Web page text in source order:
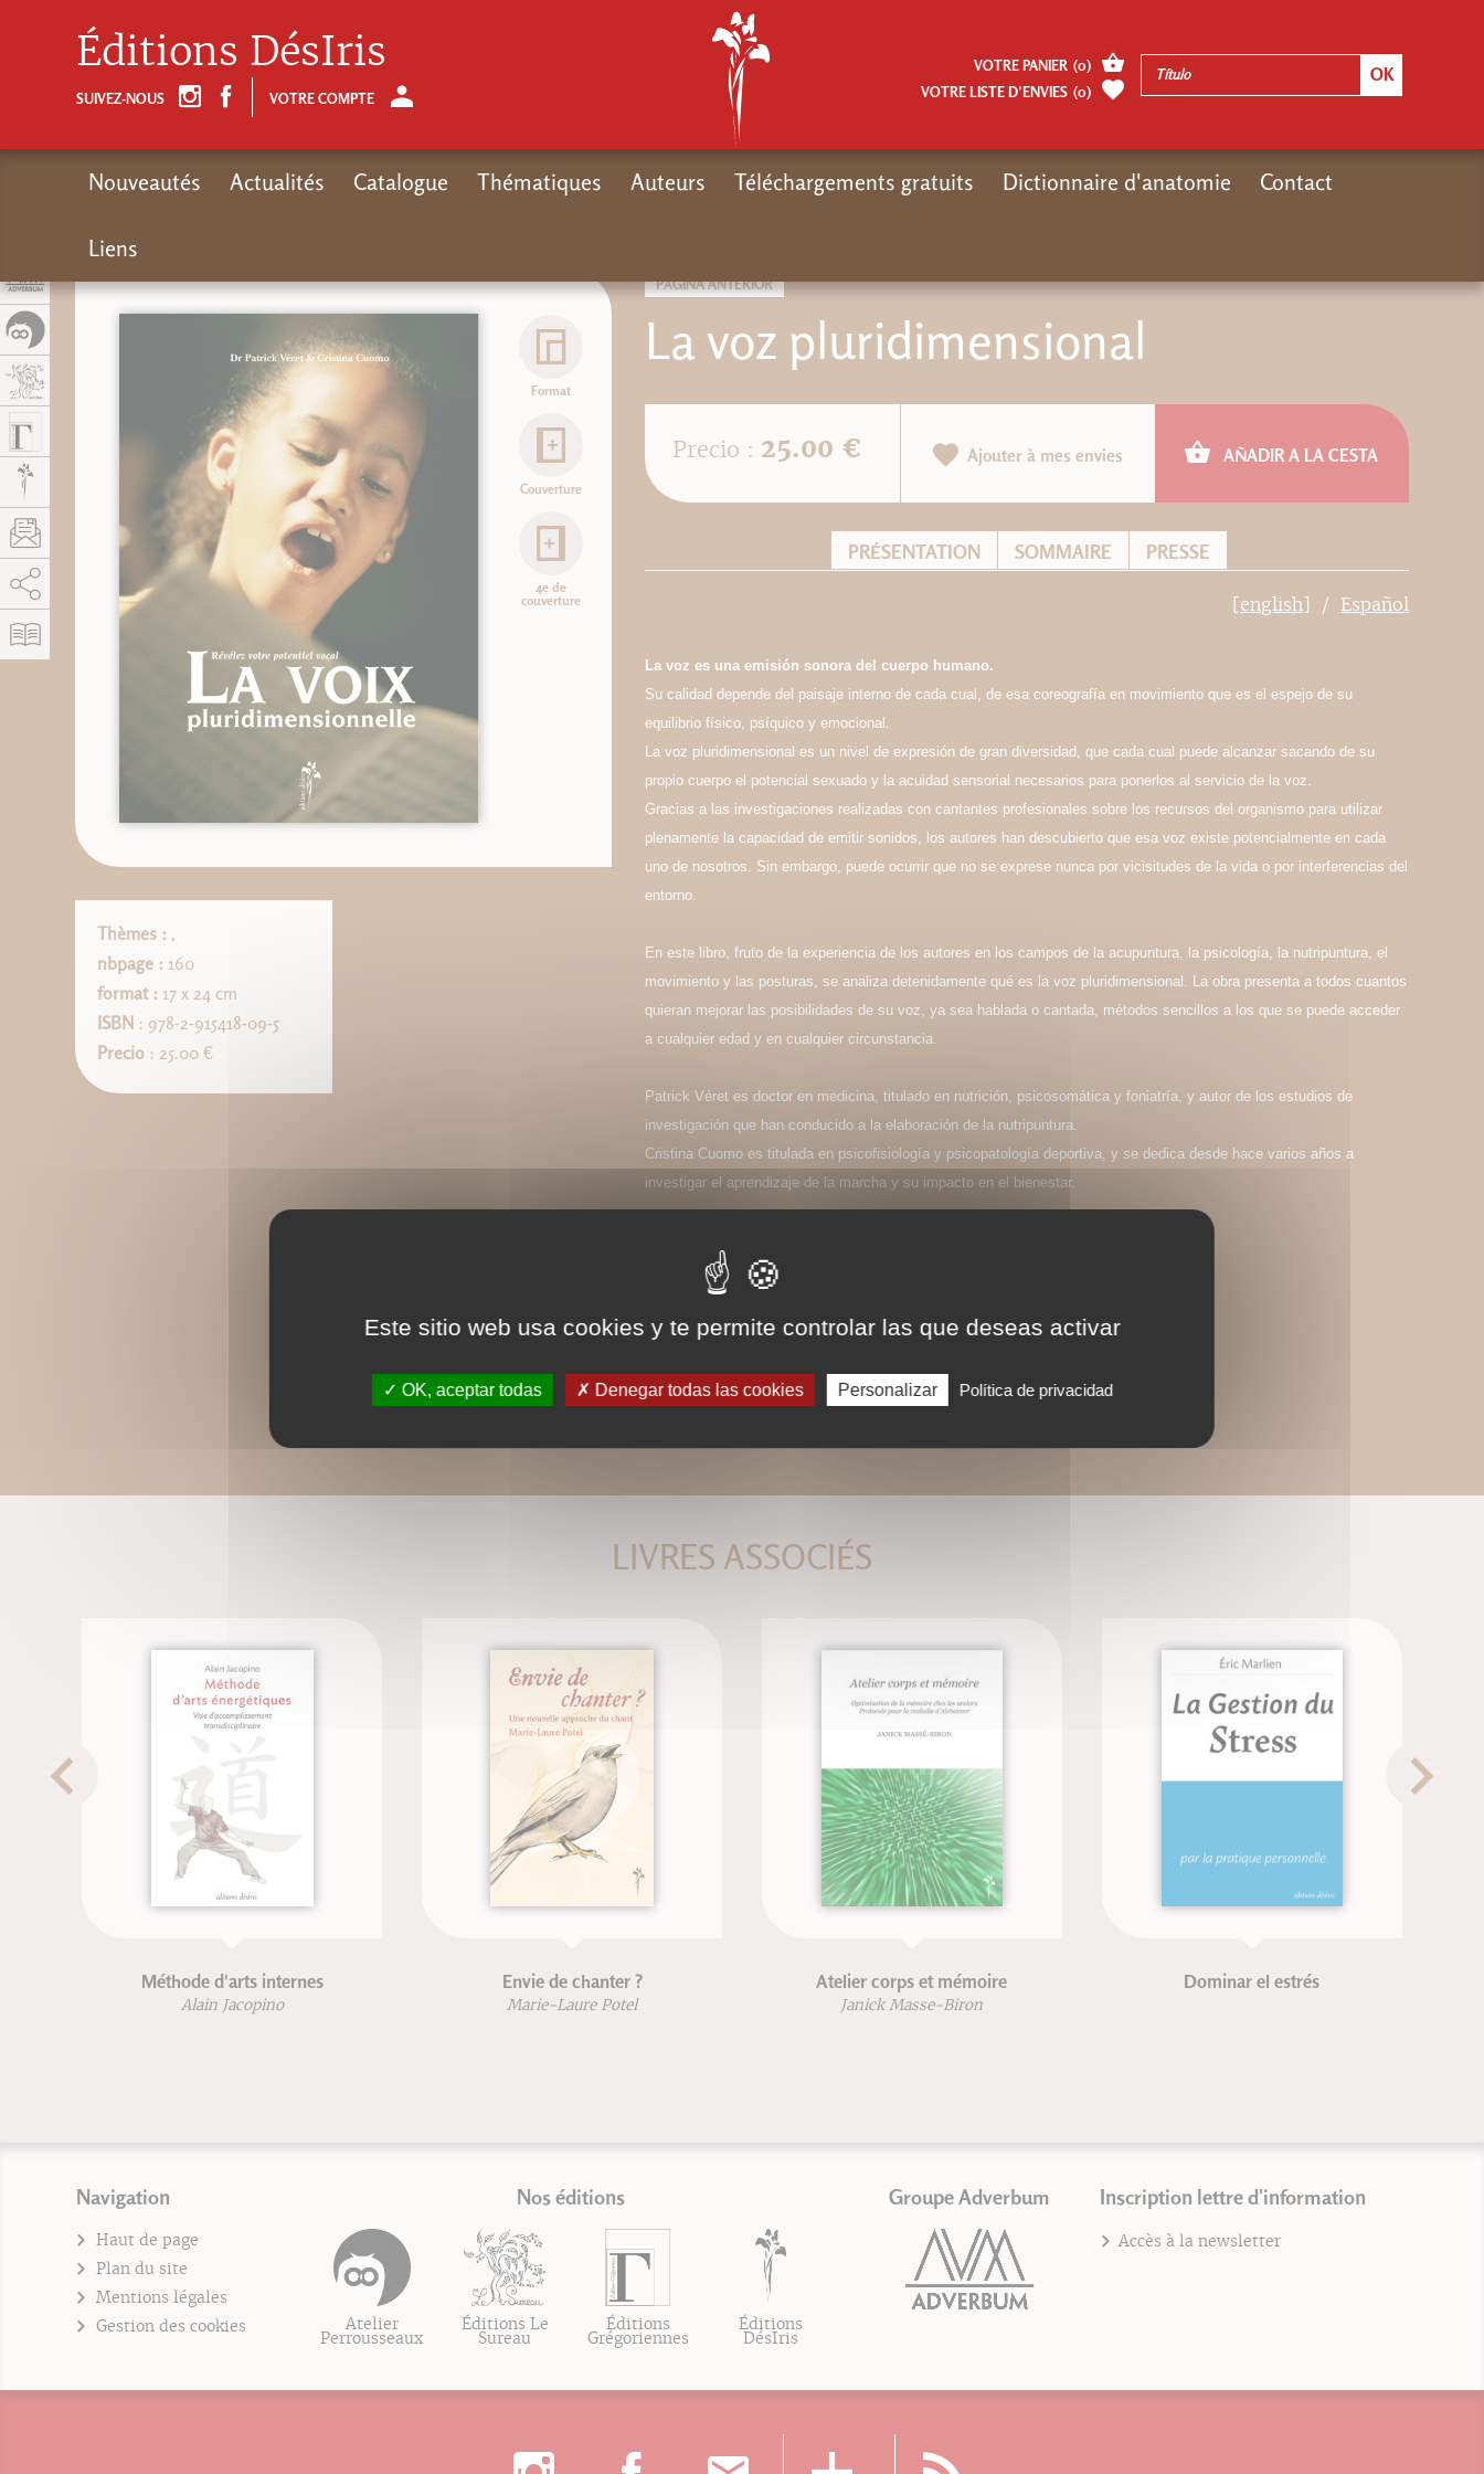
PÁGINA ANTERIOR
La voz pluridimensional
Format
Couverture
4e de
couverture
Thèmes : ,
nbpage : 160
format : 17 x 24 cm
ISBN : 978-2-915418-09-5
Precio: 25.00 €
Precio : 25.00 € Ajouter à mes envies AÑADIR A LA CESTA
PRÉSENTATION SOMMAIRE PRESSE
[english] Español
La voz es una emisión sonora del cuerpo humano.
Su calidad depende del paisaje interno de cada cual, de esa coreografía en movimiento que es el espejo de su
equilibrio físico, psíquico y emocional.
La voz pluridimensional es un nivel de expresión de gran diversidad, que cada cual puede alcanzar sacando de su
propio cuerpo el potencial sexuado y la acuidad sensorial necesarios para ponerlos al servicio de la voz.
Gracias a las investigaciones realizadas con cantantes profesionales sobre los recursos del organismo para utilizar
plenamente la capacidad de emitir sonidos, los autores han descubierto que esa voz existe potencialmente en cada
uno de nosotros. Sin embargo, puede ocurrir que no se exprese nunca por vicisitudes de la vida o por interferencias del
entorno.
En este libro, fruto de la experiencia de los autores en los campos de la acupuntura, la psicología, la nutripuntura, el
movimiento y las posturas, se analiza detenidamente qué es la voz pluridimensional. La obra presenta a todos cuantos
quieran mejorar las posibilidades de su voz, ya sea hablada o cantada, métodos sencillos a los que se puede acceder
a cualquier edad y en cualquier circunstancia.
Patrick Véret es doctor en medicina, titulado en nutrición, psicosomática y foniatría, y autor de los estudios de
investigación que han conducido a la elaboración de la nutripuntura.
Cristina Cuomo es titulada en psicofisiología y psicopatología deportiva, y se dedica desde hace varios años a
investigar el aprendizaje de la marcha y su impacto en el bienestar.
Derechos de traducción disponibles
LIVRES ASSOCIÉS
Méthode d'arts internes
Alain Jacopino
Envie de chanter ?
Marie-Laure Potel
Atelier corps et mémoire
Janick Masse-Biron
Dominar el estrés
Navigation
Haut de page
Plan du site
Mentions légales
Gestion des cookies
Nos éditions
Atelier
Perrousseaux
Éditions Le
Sureau
Éditions
Grégoriennes
Éditions
DésIris
Groupe Adverbum Inscription lettre d'information
Accès à la newsletter
Éditions DésIris
SUIVEZ-NOUS VOTRE COMPTE
VOTRE PANIER (0)
VOTRE LISTE D’ENVIES (0)
Nouveautés Actualités Catalogue Thématiques Auteurs Téléchargements gratuits Dictionnaire d'anatomie Contact
Liens
AddThis está deshabilitado. Permitir
Este sitio web usa cookies y te permite controlar las que deseas activar
OK, aceptar todas Denegar todas las cookies Personalizar Política de privacidad